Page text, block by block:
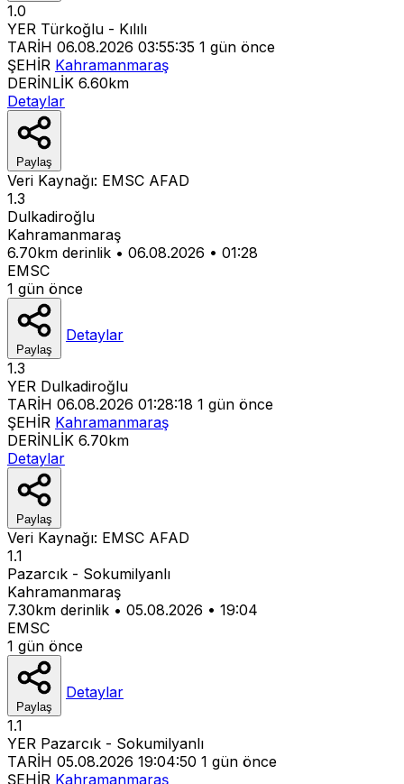
1.0
YER Türkoğlu - Kılılı
TARİH 06.08.2026 03:55:35 1 gün önce
ŞEHİR Kahramanmaraş
DERİNLİK 6.60km
Detaylar
Paylaş
Veri Kaynağı: EMSC AFAD
1.3
Dulkadiroğlu
Kahramanmaraş
6.70km derinlik • 06.08.2026 • 01:28
EMSC
1 gün önce
Paylaş
Detaylar
1.3
YER Dulkadiroğlu
TARİH 06.08.2026 01:28:18 1 gün önce
ŞEHİR Kahramanmaraş
DERİNLİK 6.70km
Detaylar
Paylaş
Veri Kaynağı: EMSC AFAD
1.1
Pazarcık - Sokumilyanlı
Kahramanmaraş
7.30km derinlik • 05.08.2026 • 19:04
EMSC
1 gün önce
Paylaş
Detaylar
1.1
YER Pazarcık - Sokumilyanlı
TARİH 05.08.2026 19:04:50 1 gün önce
ŞEHİR Kahramanmaraş